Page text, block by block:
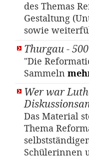
des Themas
Gestaltung
sowie
Thurgau -
"Die
Sammeln
Wer war
Das Material
Thema
Schülerinnen